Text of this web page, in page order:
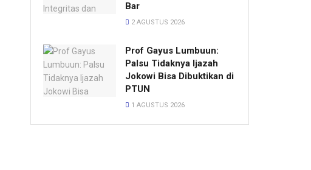
Bar
2 AGUSTUS 2026
Prof Gayus Lumbuun:
Palsu Tidaknya Ijazah
Jokowi Bisa Dibuktikan di
PTUN
1 AGUSTUS 2026